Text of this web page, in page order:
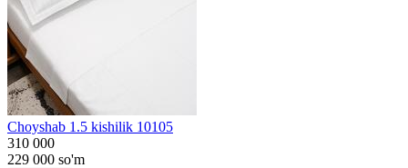
Choyshab 1.5 kishilik 10105
310 000
229 000 so'm